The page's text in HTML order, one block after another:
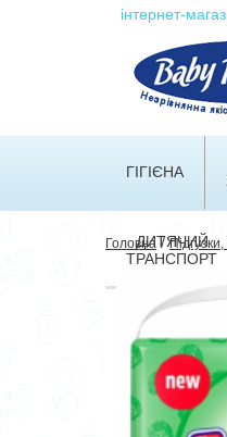
інтернет-
ГІГІЄНА
ДИТЯЧИЙ
ТРАНСПОРТ
Головна/